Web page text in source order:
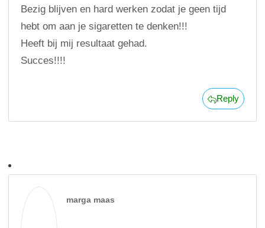
Bezig blijven en hard werken zodat je geen tijd
hebt om aan je sigaretten te denken!!!
Heeft bij mij resultaat gehad.
Succes!!!!
Reply
marga maas